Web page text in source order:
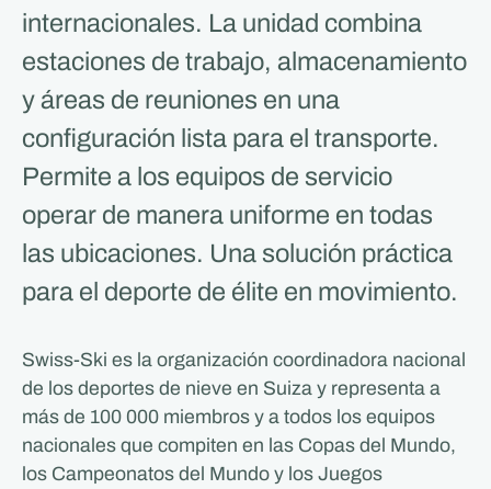
internacionales. La unidad combina
estaciones de trabajo, almacenamiento
y áreas de reuniones en una
configuración lista para el transporte.
Permite a los equipos de servicio
operar de manera uniforme en todas
las ubicaciones. Una solución práctica
para el deporte de élite en movimiento.
Swiss-Ski es la organización coordinadora nacional
de los deportes de nieve en Suiza y representa a
más de 100 000 miembros y a todos los equipos
nacionales que compiten en las Copas del Mundo,
los Campeonatos del Mundo y los Juegos